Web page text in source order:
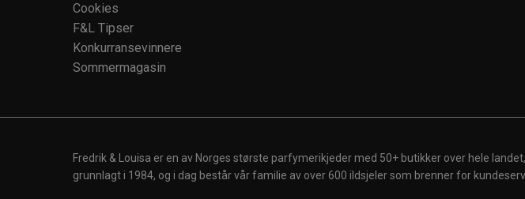
Cookies
F&L Tipser
Konkurransevinnere
Sommermagasin
Fredrik & Louisa er en av Norges største parfymerikjeder med 50+ butikker over hele
grunnlagt i 1984, og i dag består vår familie av over 600 ildsjeler som brenner for